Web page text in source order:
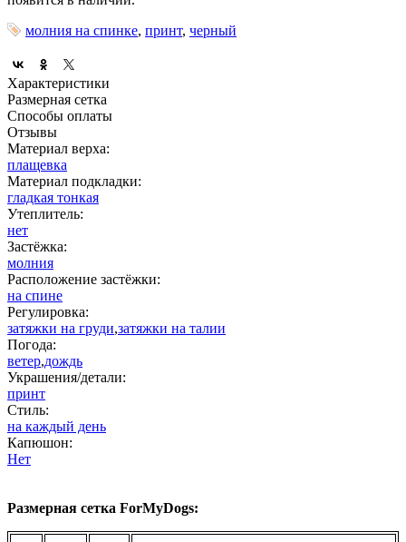
молния на спинке, принт, черный
Характеристики
Размерная сетка
Способы оплаты
Отзывы
Материал верха:
плащевка
Материал подкладки:
гладкая тонкая
Утеплитель:
нет
Застёжка:
молния
Расположение застёжки:
на спине
Регулировка:
затяжки на груди,затяжки на талии
Погода:
ветер,дождь
Украшения/детали:
принт
Стиль:
на каждый день
Капюшон:
Нет
Размерная сетка ForMyDogs: